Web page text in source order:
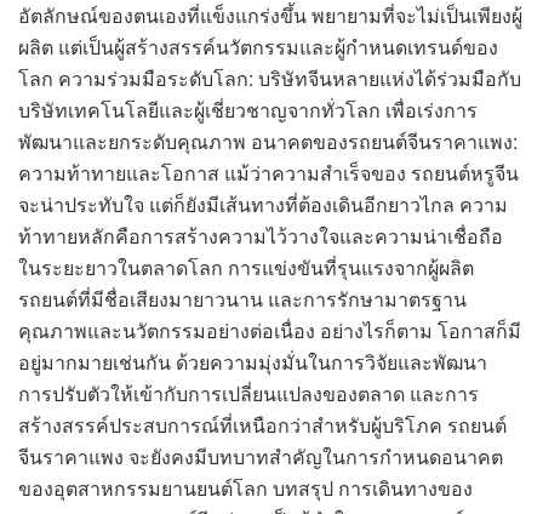
อัตลักษณ์ของตนเองที่แข็งแกร่งขึ้น พยายามที่จะไม่เป็นเพียงผู้
ผลิต แต่เป็นผู้สร้างสรรค์นวัตกรรมและผู้กำหนดเทรนด์ของ
โลก ความร่วมมือระดับโลก: บริษัทจีนหลายแห่งได้ร่วมมือกับ
บริษัทเทคโนโลยีและผู้เชี่ยวชาญจากทั่วโลก เพื่อเร่งการ
พัฒนาและยกระดับคุณภาพ อนาคตของรถยนต์จีนราคาแพง:
ความท้าทายและโอกาส แม้ว่าความสำเร็จของ รถยนต์หรูจีน
จะน่าประทับใจ แต่ก็ยังมีเส้นทางที่ต้องเดินอีกยาวไกล ความ
ท้าทายหลักคือการสร้างความไว้วางใจและความน่าเชื่อถือ
ในระยะยาวในตลาดโลก การแข่งขันที่รุนแรงจากผู้ผลิต
รถยนต์ที่มีชื่อเสียงมายาวนาน และการรักษามาตรฐาน
คุณภาพและนวัตกรรมอย่างต่อเนื่อง อย่างไรก็ตาม โอกาสก็มี
อยู่มากมายเช่นกัน ด้วยความมุ่งมั่นในการวิจัยและพัฒนา
การปรับตัวให้เข้ากับการเปลี่ยนแปลงของตลาด และการ
สร้างสรรค์ประสบการณ์ที่เหนือกว่าสำหรับผู้บริโภค รถยนต์
จีนราคาแพง จะยังคงมีบทบาทสำคัญในการกำหนดอนาคต
ของอุตสาหกรรมยานยนต์โลก บทสรุป การเดินทางของ